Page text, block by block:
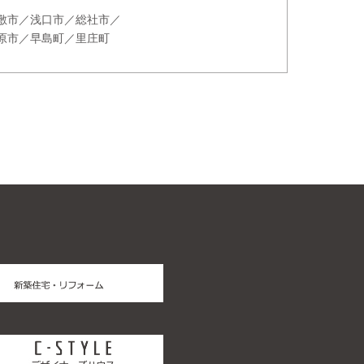
市／浅口市／総社市／
市／早島町／里庄町